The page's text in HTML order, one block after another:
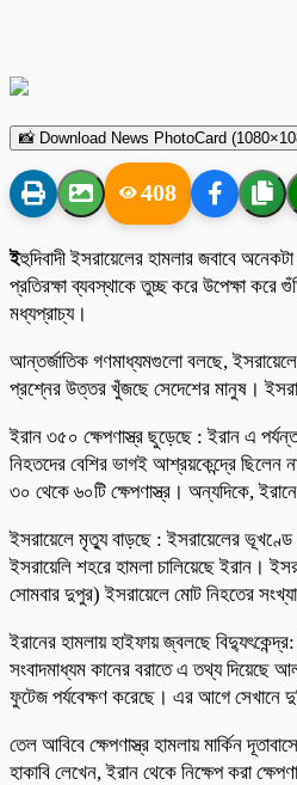
📸 Download News PhotoCard
408
ইহুদিবাদী ইসরায়েলের হামলার জবাবে
প্রতিরক্ষা ব্যবস্থাকে তুচ্ছ করে উপেক্ষা করে
মধ্যপ্রাচ্য।
আন্তর্জাতিক গণমাধ্যমগুলো বলছে,
প্রশ্নের উত্তর খুঁজছে সেদেশের মানুষ।
ইরান ৩৫০ ক্ষেপণাস্ত্র ছুড়েছে : ইরান এ
নিহতদের বেশির ভাগই আশ্রয়কেন্দ্রে ছিলেন
৩০ থেকে ৬০টি ক্ষেপণাস্ত্র। অন্যদিকে,
ইসরায়েলে মৃত্যু বাড়ছে : ইসরায়েলের ভূখণ্ডে
ইসরায়েলি শহরে হামলা চালিয়েছে ইরান।
সোমবার দুপুর) ইসরায়েলে মোট নিহতের
ইরানের হামলায় হাইফায় জ্বলছে
সংবাদমাধ্যম কানের বরাতে এ তথ্য দিয়েছে
ফুটেজ পর্যবেক্ষণ করেছে। এর আগে সেখানে
তেল আবিবে ক্ষেপণাস্ত্র হামলায় মার্কিন
হাকাবি লেখেন, ইরান থেকে নিক্ষেপ করা